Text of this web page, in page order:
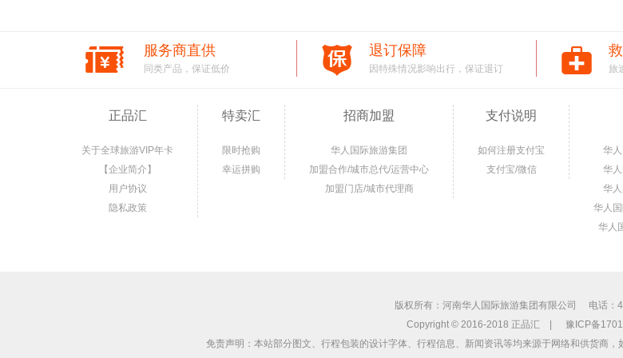
服务商直供
同类产品，保证低价
退订保障
因特殊情况影响出行，保证退订 旅
正品汇
关于全球旅游VIP年卡
【企业简介】
用户协议
隐私政策
特卖汇
限时抢购
幸运拼购
招商加盟
华人国际旅游集团
加盟合作/城市总代/运营中心
加盟门店/城市代理商
支付说明
如何注册支付宝
支付宝/微信
华
华
华
华人
华人
版权所有：河南华人国际旅游集团有限公司 电话：
Copyright © 2016-2018 正品汇 |
豫ICP备
免责声明：本站部分图文、行程包装的设计字体、行程信息、新闻资讯等均来源于网络和供货商，